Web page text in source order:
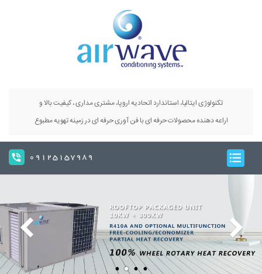
تکنولوژی ایتالیا، استاندارد اتحادیه اروپا، مشتری مداری ، کیفیت بالا و
اراعه دهنده محصولات حرفه ای با فن آوری حرفه ای در زمینه تهویه مطبوع
09125157989